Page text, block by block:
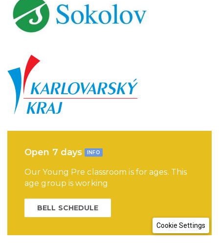
Open 7 days INFO
Our Young Pre classroom is for ages. This
age group is working
BELL SCHEDULE
Cookie Settings